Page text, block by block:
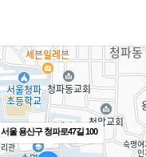
서울 용산구 청파로47길 100